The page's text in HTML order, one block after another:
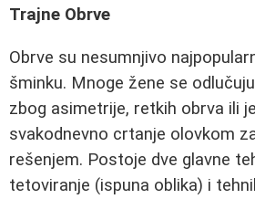
Trajne Obrve
Obrve su nesumnjivo
šminku. Mnoge žene se
zbog asimetrije, retkih obrva ili
svakodnevno crtanje olovkom
rešenjem. Postoje dve glavne
tetoviranje (ispuna oblika) i